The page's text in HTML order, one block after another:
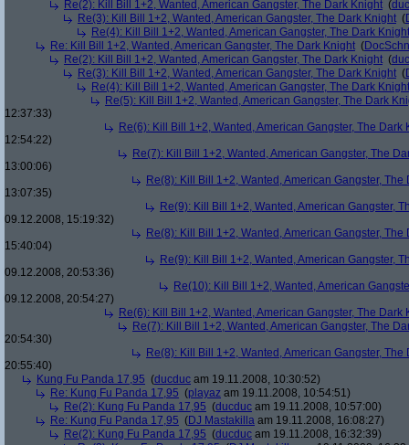
Re(2): Kill Bill 1+2, Wanted, American Gangster, The Dark Knight (
Re(3): Kill Bill 1+2, Wanted, American Gangster, The Dark Knight (
Re(4): Kill Bill 1+2, Wanted, American Gangster, The Dark Knight
Re: Kill Bill 1+2, Wanted, American Gangster, The Dark Knight (
Re(2): Kill Bill 1+2, Wanted, American Gangster, The Dark Knight (
Re(3): Kill Bill 1+2, Wanted, American Gangster, The Dark Knight (
Re(4): Kill Bill 1+2, Wanted, American Gangster, The Dark Knight
Re(5): Kill Bill 1+2, Wanted, American Gangster, The Dark
12:37:33)
Re(6): Kill Bill 1+2, Wanted, American Gangster, The Dark
12:54:22)
Re(7): Kill Bill 1+2, Wanted, American Gangster, The
13:00:06)
Re(8): Kill Bill 1+2, Wanted, American Gangster, The
13:07:35)
Re(9): Kill Bill 1+2, Wanted, American Gangster,
09.12.2008, 15:19:32)
Re(8): Kill Bill 1+2, Wanted, American Gangster, The
15:40:04)
Re(9): Kill Bill 1+2, Wanted, American Gangster,
09.12.2008, 20:53:36)
Re(10): Kill Bill 1+2, Wanted, American
09.12.2008, 20:54:27)
Re(6): Kill Bill 1+2, Wanted, American Gangster, The Dark
Re(7): Kill Bill 1+2, Wanted, American Gangster, The
20:54:30)
Re(8): Kill Bill 1+2, Wanted, American Gangster, The
20:55:40)
Kung Fu Panda 17,95 (ducduc am 19.11.2008, 10:30:52)
Re: Kung Fu Panda 17,95 (playaz am 19.11.2008, 10:54:51)
Re(2): Kung Fu Panda 17,95 (ducduc am 19.11.2008, 10:57:00)
Re: Kung Fu Panda 17,95 (DJ Mastakilla am 19.11.2008, 16:08:27)
Re(2): Kung Fu Panda 17,95 (ducduc am 19.11.2008, 16:32:39)